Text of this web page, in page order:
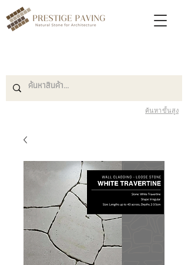
ค้นหาขั้นสูง